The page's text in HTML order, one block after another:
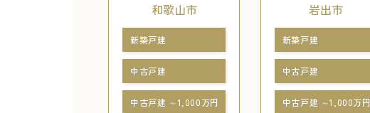
和歌山市
新築戸建
中古戸建
中古戸建 ～1,000万円
岩出市
新築戸建
中古戸建
中古戸建 ～1,000万円